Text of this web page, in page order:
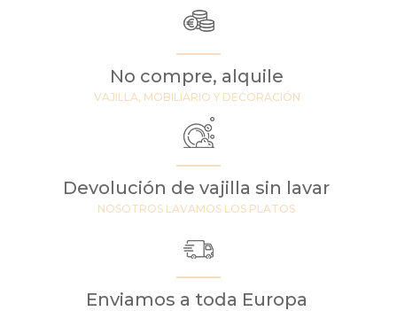
No compre, alquile
VAJILLA, MOBILIARIO Y DECORACIÓN
Devolución de vajilla sin lavar
NOSOTROS LAVAMOS LOS PLATOS
Enviamos a toda Europa